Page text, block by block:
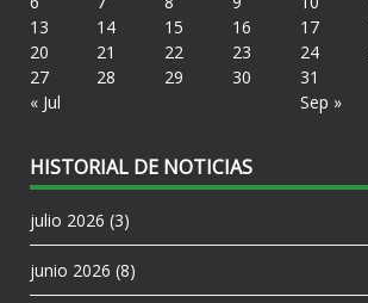
« Jul Sep »
13
14 15 16 17
20
21 22 23 24
27
28 29 30 31
HISTORIAL DE NOTICIAS
julio 2026 (3)
junio 2026 (8)